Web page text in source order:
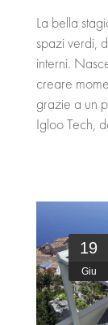
La bella
spazi verdi,
interni.
creare
grazie a un
Igloo Tech,
19
Giu